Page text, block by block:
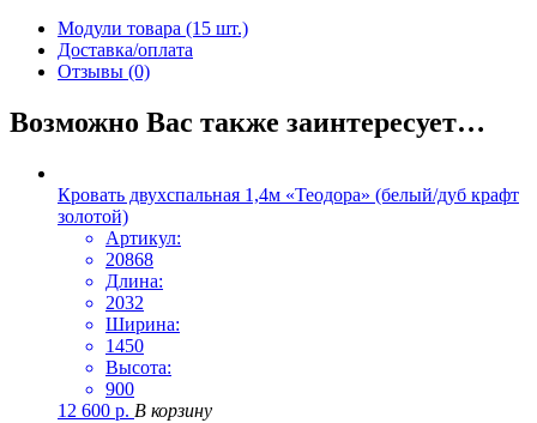
Модули товара (15 шт.)
Доставка/оплата
Отзывы (0)
Возможно Вас также заинтересует…
Кровать двухспальная 1,4м «Теодора» (белый/дуб крафт
золотой)
Артикул:
20868
Длина:
2032
Ширина:
1450
Высота:
900
12 600 р. В корзину